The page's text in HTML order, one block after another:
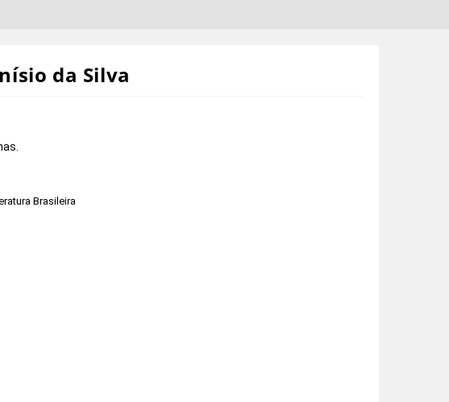
da Silva
Brasileira